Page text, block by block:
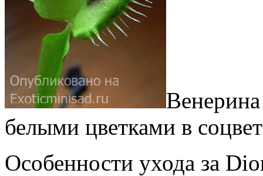
белыми цветками в
Особенности ухода за